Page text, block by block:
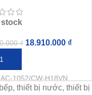
stock
₫ 18.910.000 ₫
VÀO GIỎ HÀNG
AC-1052/CW-H18VN
thiết bị nước, thiết bị